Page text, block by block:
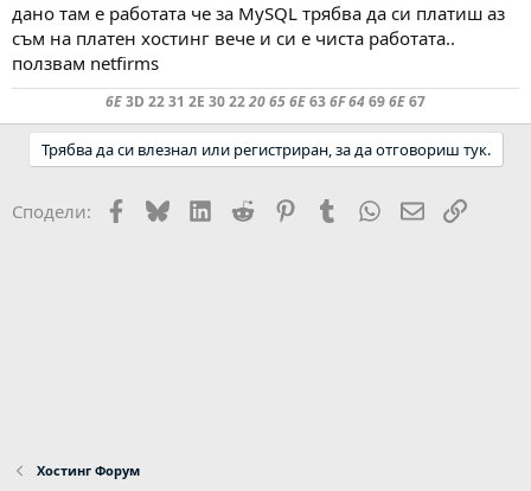
дано там е работата че за MySQL трябва да си платиш аз
съм на платен хостинг вече и си е чиста работата..
ползвам netfirms
6E3D 22 31 2E 30 2220 65 6E636F 64696E67
Трябва да си влезнал или регистриран, за да отговориш тук.
Сподели: Facebook
BlueskyLinkedIn
Reddit PinterestTumblr WhatsApp
EmailLink
Хостинг Форум